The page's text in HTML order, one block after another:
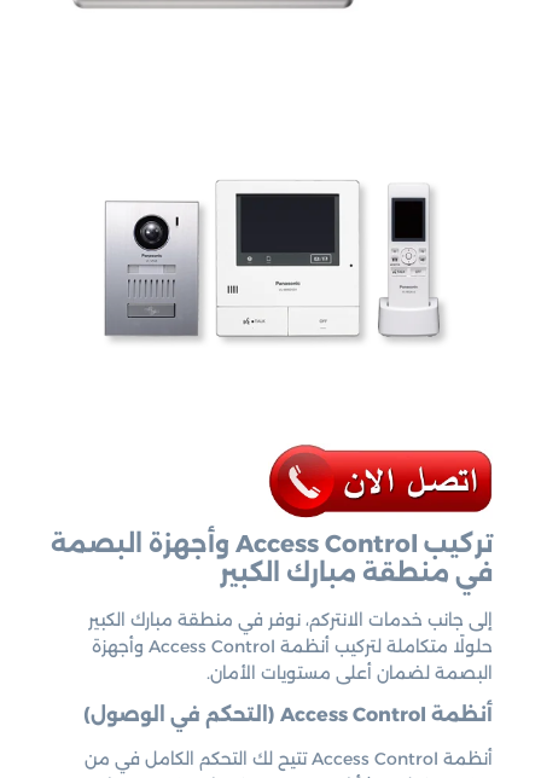
تركيب Access Control وأجهزة البصمة
في منطقة مبارك الكبير
إلى جانب خدمات الانتركم، نوفر في منطقة مبارك الكبير
حلولًا متكاملة لتركيب أنظمة Access Control وأجهزة
البصمة لضمان أعلى مستويات الأمان.
أنظمة Access Control (التحكم في الوصول)
أنظمة Access Control تتيح لك التحكم الكامل في من